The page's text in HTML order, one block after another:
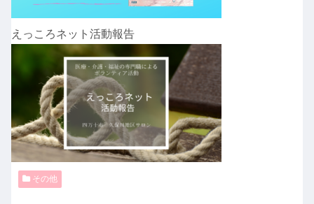
えっころネット活動報告
その他